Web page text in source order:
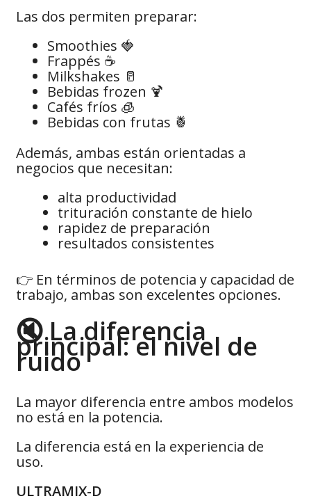
Las dos permiten preparar:
Smoothies 🍓
Frappés ☕
Milkshakes 🥛
Bebidas frozen 🍹
Cafés fríos 🧊
Bebidas con frutas 🍍
Además, ambas están orientadas a
negocios que necesitan:
alta productividad
trituración constante de hielo
rapidez de preparación
resultados consistentes
👉 En términos de potencia y capacidad de
trabajo, ambas son excelentes opciones.
🔇 La diferencia
principal: el nivel de
ruido
La mayor diferencia entre ambos modelos
no está en la potencia.
La diferencia está en la experiencia de
uso.
ULTRAMIX-D